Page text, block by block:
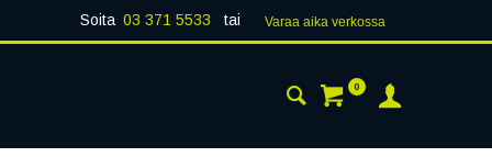
Soita 03 371 5533 tai Varaa aika verk​​​​ossa
0